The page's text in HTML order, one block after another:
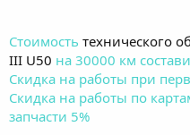
Стоимость технического
III U50 на 30000 км
Скидка на работы при
Скидка на работы по
запчасти 5%